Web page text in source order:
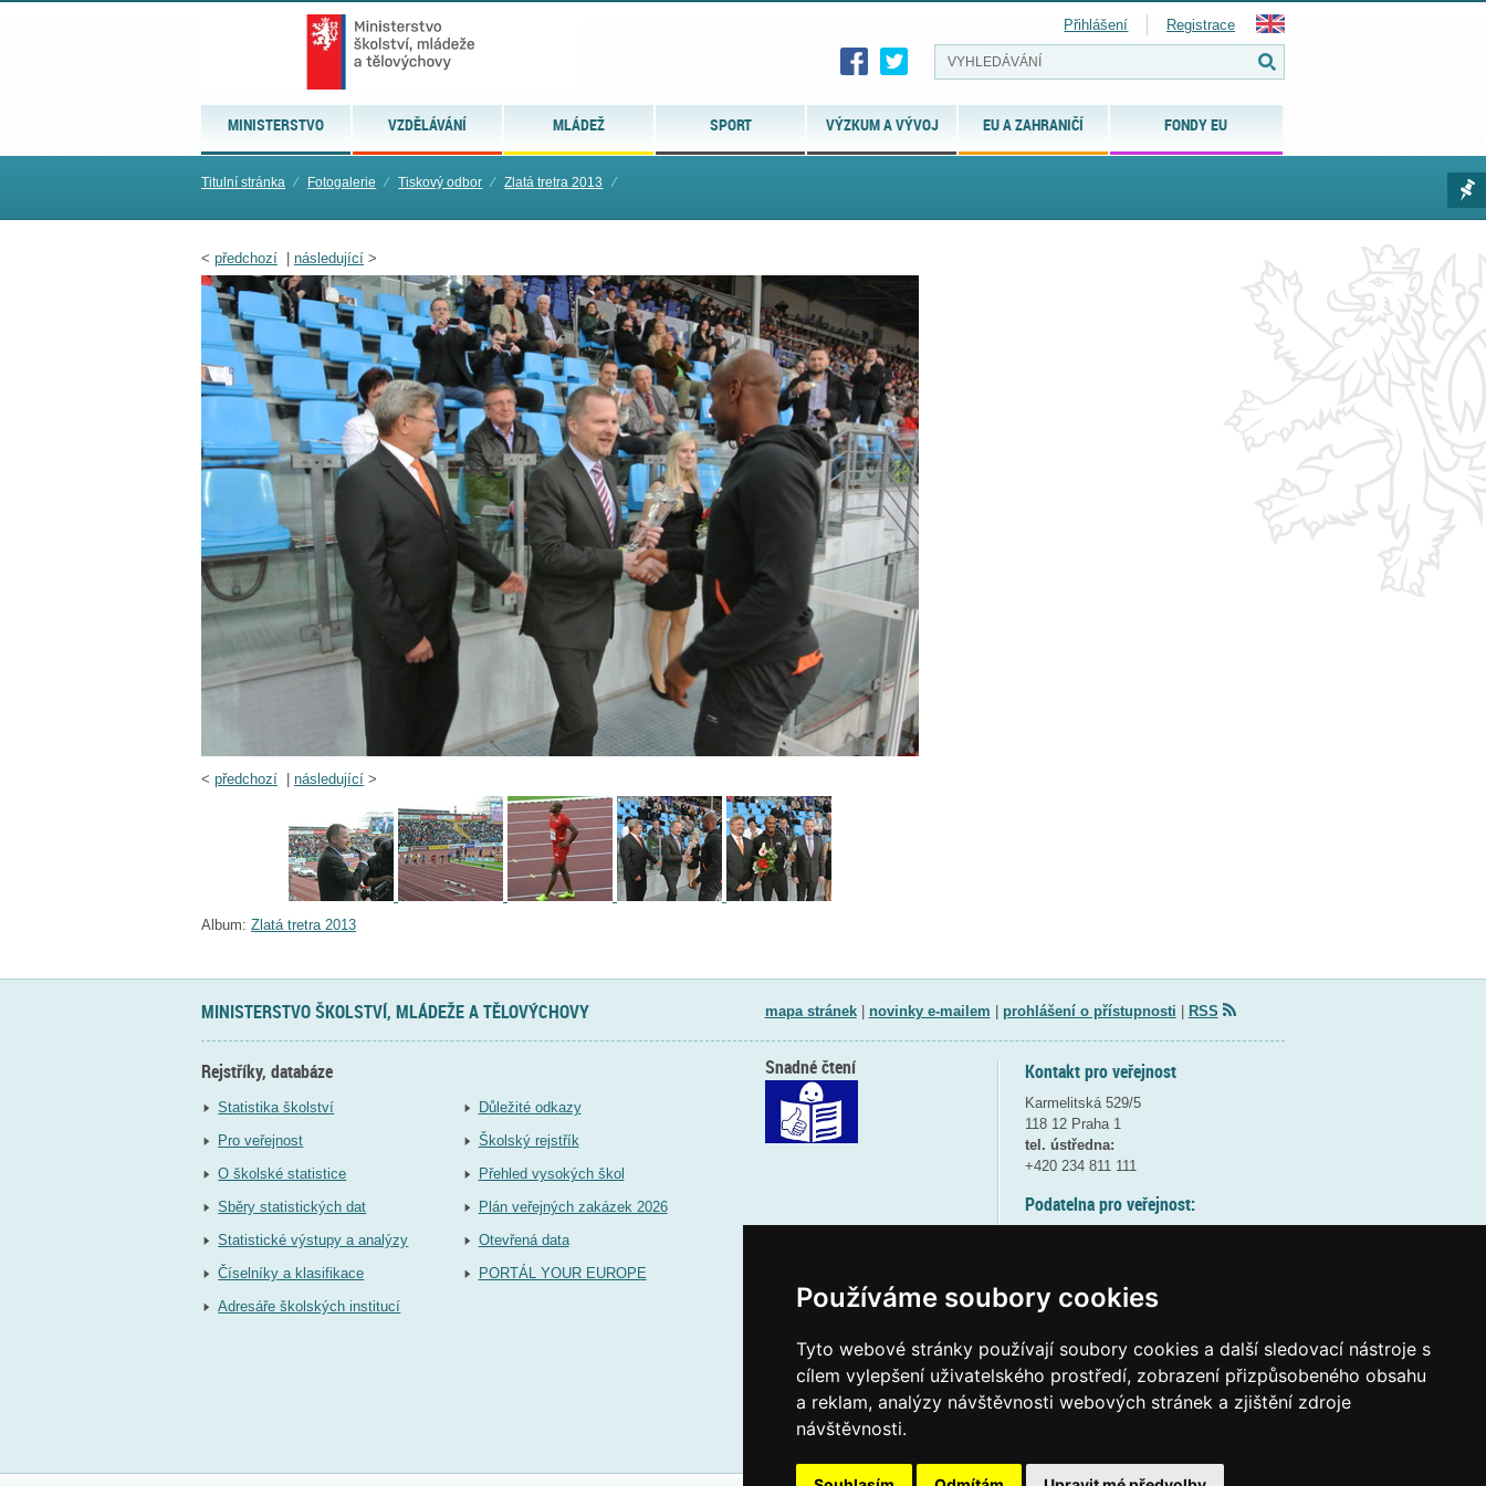
Používáme soubory cookies
Tyto webové stránky používají soubory cookies a další sledovací nástroje s
cílem vylepšení uživatelského prostředí, zobrazení přizpůsobeného obsahu
a reklam, analýzy návštěvnosti webových stránek a zjištění zdroje
návštěvnosti.
MINISTERSTVO VZDĚLÁVÁNÍ MLÁDEŽ SPORT VÝZKUM A VÝVOJ EU A ZAHRANIČÍ FONDY EU
Přihlášení Registrace
Titulní stránka ⁄ Fotogalerie ⁄ Tiskový odbor ⁄ Zlatá tretra 2013 ⁄
< předchozí následující >
< předchozí následující >
Album: Zlatá tretra 2013
MINISTERSTVO ŠKOLSTVÍ, MLÁDEŽE A TĚLOVÝCHOVY mapa stránek| novinky e-mailem prohlášení o přístupnosti RSS
Rejstříky, databáze
Statistika školství
Pro veřejnost
O školské statistice
Sběry statistických dat
Statistické výstupy a analýzy
Číselníky a klasifikace
Adresáře školských institucí
Důležité odkazy
Školský rejstřík
Přehled vysokých škol
Plán veřejných zakázek 2026
Otevřená data
PORTÁL YOUR EUROPE
Kontakt pro veřejnost
Karmelitská 529/5
118 12 Praha 1
tel. ústředna:
+420 234 811 111
Podatelna pro veřejnost:
(více informací
Elektronická podatelna:
posta@msmtgov cz
Snadné čtení